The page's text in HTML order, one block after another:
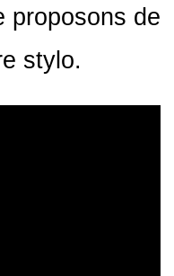
proposons de
stylo.